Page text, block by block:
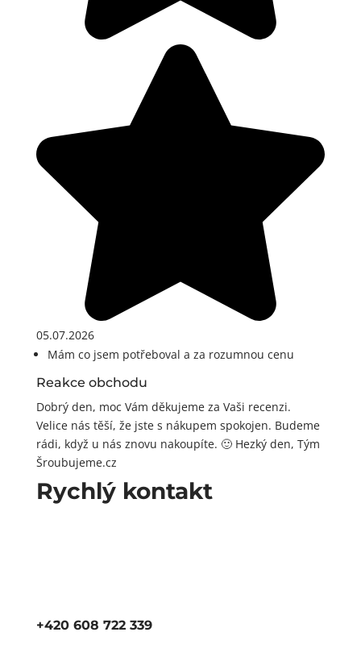
05.07.2026
Mám co jsem potřeboval a za rozumnou cenu
Reakce obchodu
Dobrý den, moc Vám děkujeme za Vaši recenzi.
Velice nás těší, že jste s nákupem spokojen. Budeme
rádi, když u nás znovu nakoupíte. 🙂 Hezký den, Tým
Šroubujeme.cz
Rychlý kontakt
+420 608 722 339